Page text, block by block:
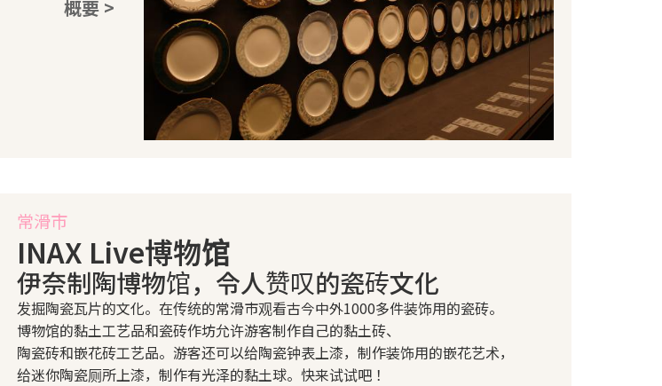
概要 >
常滑市
INAX Live博物馆
伊奈制陶博物馆，令人赞叹的瓷砖文化
发掘陶瓷瓦片的文化。在传统的常滑市观看古今中外1000多件装饰用的瓷砖。
博物馆的黏土工艺品和瓷砖作坊允许游客制作自己的黏土砖、
陶瓷砖和嵌花砖工艺品。游客还可以给陶瓷钟表上漆，制作装饰用的嵌花艺术，
给迷你陶瓷厕所上漆，制作有光泽的黏土球。快来试试吧！